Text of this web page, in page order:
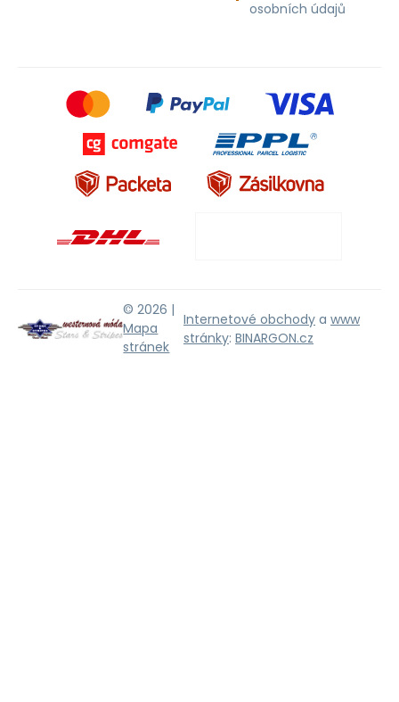
osobních údajů
© 2026 |
Mapa
stránek
Internetové obchody a www
stránky: BINARGON.cz